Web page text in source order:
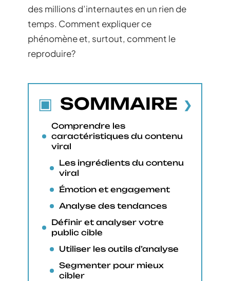
des millions d’internautes en un rien de
temps. Comment expliquer ce
phénomène et, surtout, comment le
reproduire?
SOMMAIRE
Comprendre les
caractéristiques du contenu
viral
Les ingrédients du contenu
viral
Émotion et engagement
Analyse des tendances
Définir et analyser votre
public cible
Utiliser les outils d’analyse
Segmenter pour mieux
cibler